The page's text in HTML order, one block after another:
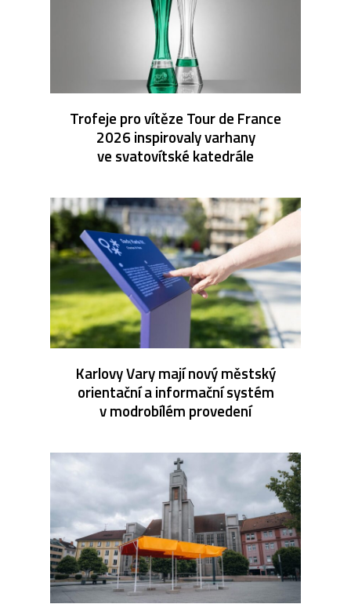
Trofeje pro vítěze Tour de France
2026 inspirovaly varhany
ve svatovítské katedrále
Karlovy Vary mají nový městský
orientační a informační systém
v modrobílém provedení